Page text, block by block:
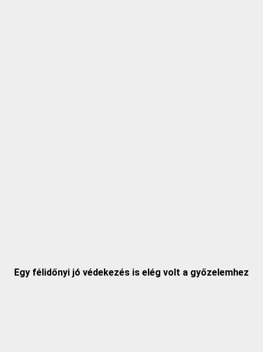
Egy félidőnyi jó védekezés is elég volt a győzelemhez